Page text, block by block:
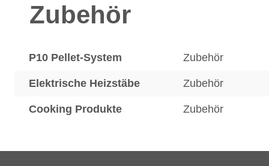
Zubehör
P10 Pellet-System Zubehör
Elektrische Heizstäbe Zubehör
Cooking Produkte Zubehör